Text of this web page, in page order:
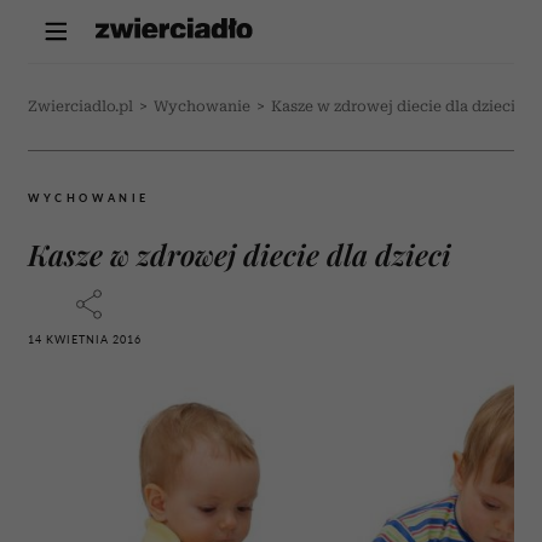
Zwierciadlo.pl > Wychowanie > Kasze w zdrowej diecie dla dzieci
WYCHOWANIE
Kasze w zdrowej diecie dla dzieci
14 KWIETNIA 2016